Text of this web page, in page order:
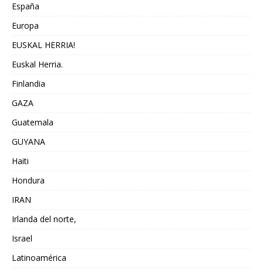
España
Europa
EUSKAL HERRIA!
Euskal Herria.
Finlandia
GAZA
Guatemala
GUYANA
Haiti
Hondura
IRAN
Irlanda del norte,
Israel
Latinoamérica